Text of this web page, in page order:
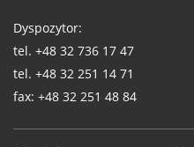
Dyspozytor:
tel. +48 32 736 17 47
tel. +48 32 251 14 71
fax: +48 32 251 48 84